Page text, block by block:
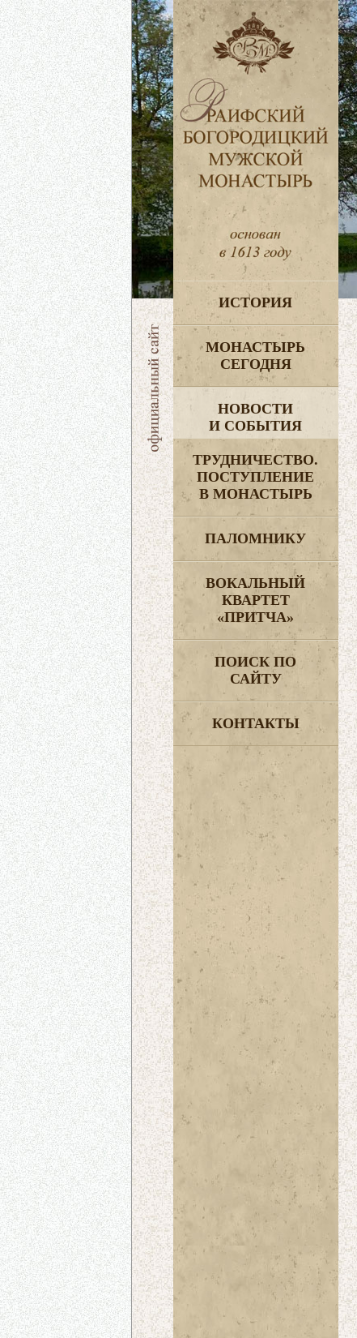
ИСТОРИЯ
МОНАСТЫРЬ
СЕГОДНЯ
НОВОСТИ
И СОБЫТИЯ
ТРУДНИЧЕСТВО.
ПОСТУПЛЕНИЕ
В МОНАСТЫРЬ
ПАЛОМНИКУ
ВОКАЛЬНЫЙ
КВАРТЕТ
«ПРИТЧА»
ПОИСК ПО
САЙТУ
КОНТАКТЫ